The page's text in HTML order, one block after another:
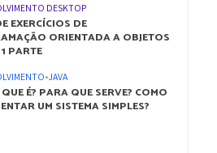
DESKTOP
EXERCÍCIOS DE
ORIENTADA A OBJETOS
PARTE
•JAVA
É? PARA QUE SERVE? COMO
UM SISTEMA SIMPLES?